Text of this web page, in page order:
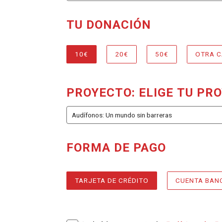
TU DONACIÓN
DONACIÓN
REQUERIDO
,
10€ 20€ 50€ OTRA
PROYECTO: ELIGE TU
FORMA DE PAGO
MÉTODOS DE PAGO,
TARJETA DE CRÉDITO CUENTA